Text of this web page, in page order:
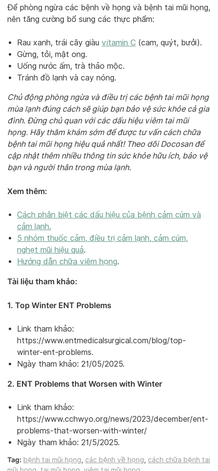
Để phòng ngừa các bệnh về họng và bệnh tai mũi họng,
nên tăng cường bổ sung các thực phẩm:
Rau xanh, trái cây giàu vitamin C (cam, quýt, bưởi).
Gừng, tỏi, mật ong.
Uống nước ấm, trà thảo mộc.
Tránh đồ lạnh và cay nóng.
Chủ động phòng ngừa và điều trị các bệnh tai mũi họng
mùa lạnh đúng cách sẽ giúp bạn bảo vệ sức khỏe cả gia
đình. Đừng chủ quan với các dấu hiệu viêm tai mũi
họng. Hãy thăm khám sớm để được tư vấn cách chữa
bệnh tai mũi họng hiệu quả nhất! Theo dõi Docosan để
cập nhật thêm nhiều thông tin sức khỏe hữu ích, bảo vệ
bạn và người thân trong mùa lạnh.
Xem thêm:
Cách phân biệt các dấu hiệu của bệnh cảm cúm và
cảm lạnh.
5 nhóm thuốc cảm, điều trị cảm lạnh, cảm cúm,
nghẹt mũi hiệu quả.
Hướng dẫn chữa viêm họng.
Tài liệu tham khảo:
1. Top Winter ENT Problems
Link tham khảo:
https://www.entmedicalsurgical.com/blog/top-
winter-ent-problems.
Ngày tham khảo: 21/05/2025.
2. ENT Problems that Worsen with Winter
Link tham khảo:
https://www.cchwyo.org/news/2023/december/ent-
problems-that-worsen-with-winter/
Ngày tham khảo: 21/5/2025.
Tag: bệnh tai mũi họng, các bệnh về họng, cách chữa bệnh tai